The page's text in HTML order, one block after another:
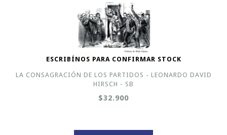
ESCRIBÍNOS PARA CONFIRMAR STOCK
LA CONSAGRACIÓN DE LOS PARTIDOS - LEONARDO DAVID
HIRSCH - SB
$32.900